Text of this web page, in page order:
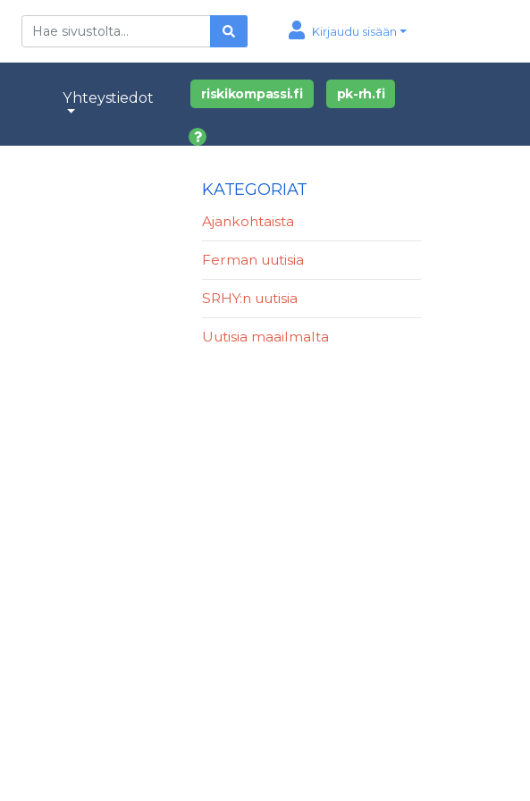
Kirjaudu sisään
Etsi
Yhteystiedot riskikompassi.fi pk-rh.fi
KATEGORIAT
Ajankohtaista
Ferman uutisia
SRHY:n uutisia
Uutisia maailmalta